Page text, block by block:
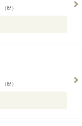
（歴）
（歴）